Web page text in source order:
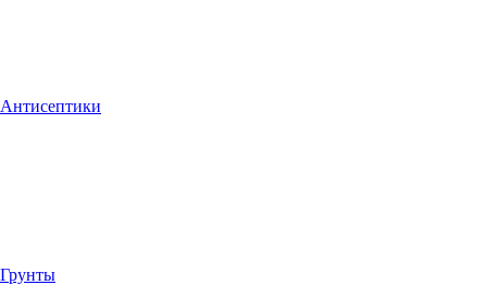
Антисептики
Грунты